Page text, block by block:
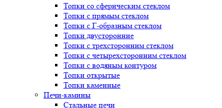
Топки со сферическим стеклом
Топки с прямым стеклом
Топки с Г-образным стеклом
Топки двусторонние
Топки с трехсторонним стеклом
Топки с четырехсторонним стеклом
Топки с водяным контуром
Топки открытые
Топки каменные
Печи-камины
Стальные печи